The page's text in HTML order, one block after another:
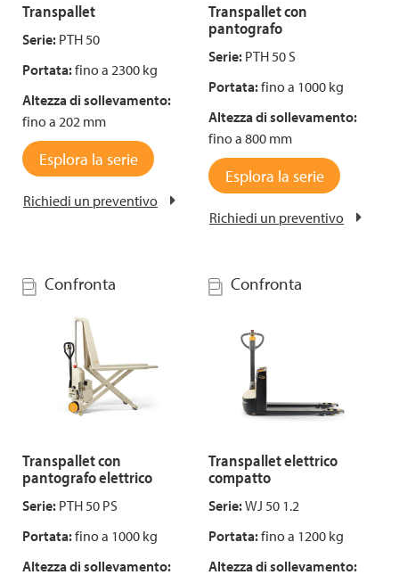
Transpallet
Serie: PTH 50
Portata:fino a 2300 kg
Altezza di sollevamento:
fino a 202 mm
Esplora la serie
Richiedi un preventivo
Transpallet con
pantografo
Serie: PTH 50 S
Portata:fino a 1000 kg
Altezza di sollevamento:
fino a 800 mm
Esplora la serie
Richiedi un preventivo
Confronta
Transpallet con
pantografo elettrico
Serie: PTH 50 PS
Portata:fino a 1000 kg
Altezza di sollevamento:
Confronta
Transpallet elettrico
compatto
Serie:WJ 50 1.2
Portata:fino a 1200 kg
Altezza di sollevamento: